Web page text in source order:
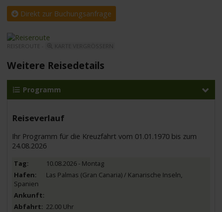
Direkt zur Buchungsanfrage
REISEROUTE -
Weitere Reisedetails
Programm
Reiseverlauf
Ihr Programm für die Kreuzfahrt vom 01.01.1970 bis zum
24.08.2026
10.08.2026 - Montag
Las Palmas (Gran Canaria) / Kanarische Inseln,
Spanien
22.00 Uhr